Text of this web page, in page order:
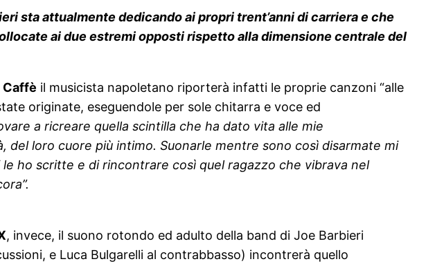
sta attualmente dedicando ai propri trent’anni di carriera e che
ai due estremi opposti rispetto alla dimensione centrale del
Caffè il musicista napoletano riporterà infatti le proprie canzoni “alle
originate, eseguendole per sole chitarra e voce ed
a ricreare quella scintilla che ha dato vita alle mie
del loro cuore più intimo. Suonarle mentre sono così disarmate mi
ho scritte e di rincontrare così quel ragazzo che vibrava nel
, invece, il suono rotondo ed adulto della band di Joe Barbieri
e Luca Bulgarelli al contrabbasso) incontrerà quello